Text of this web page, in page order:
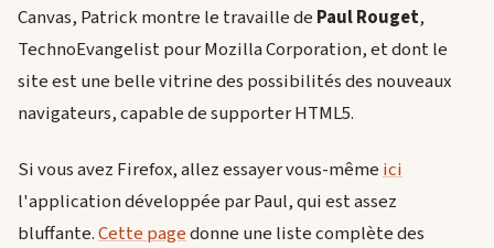
Canvas, Patrick montre le travaille de Paul Rouget,
TechnoEvangelist pour Mozilla Corporation, et dont le
site est une belle vitrine des possibilités des nouveaux
navigateurs, capable de supporter HTML5.
Si vous avez Firefox, allez essayer vous-mêmeici
l'application développée par Paul, qui est assez
bluffante.Cette pagedonne une liste complète des